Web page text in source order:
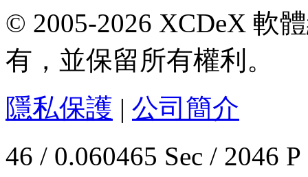
© 2005-2026 XCDeX 軟
有，並保留所有權利。
隱私保護 | 公司簡介
46 / 0.060465 Sec / 2046